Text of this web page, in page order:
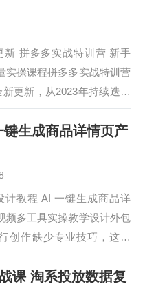
年实操经验电商从业者分
新 拼多多实战特训营 新手
实操课程拼多多实战特训营
新更新，从2023年持续迭代
链路运营实操。不管是新手
店，还是老商家突破瓶颈冲
找到适配方法。课程包含
图制作等基础技巧，详解强
生成商品详情页产
计教程 AI 一键生成商品详
频多工具实操教学设计外包
创作缺少专业技巧，这套
战课程可解决页面制作难
豆包、即梦 AI、SD、
课 淘系投放数据复